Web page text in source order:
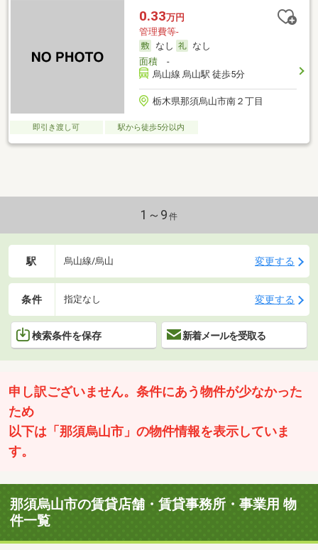
0.33万円
管理費等-
なし
なし
面積-
烏山線 烏山駅 徒歩5分
栃木県那須烏山市南２丁目
即引き渡し可 駅から徒歩5分以内
1～9 件
駅 烏山線/烏山 変更する
条件 指定なし 変更する
検索条件を保存 新着メールを受取る
申し訳ございません。条件にあう物件が少なかった
ため
以下は「那須烏山市」の物件情報を表示していま
す。
那須烏山市の賃貸店舗・賃貸事務所・事業用 物
件一覧